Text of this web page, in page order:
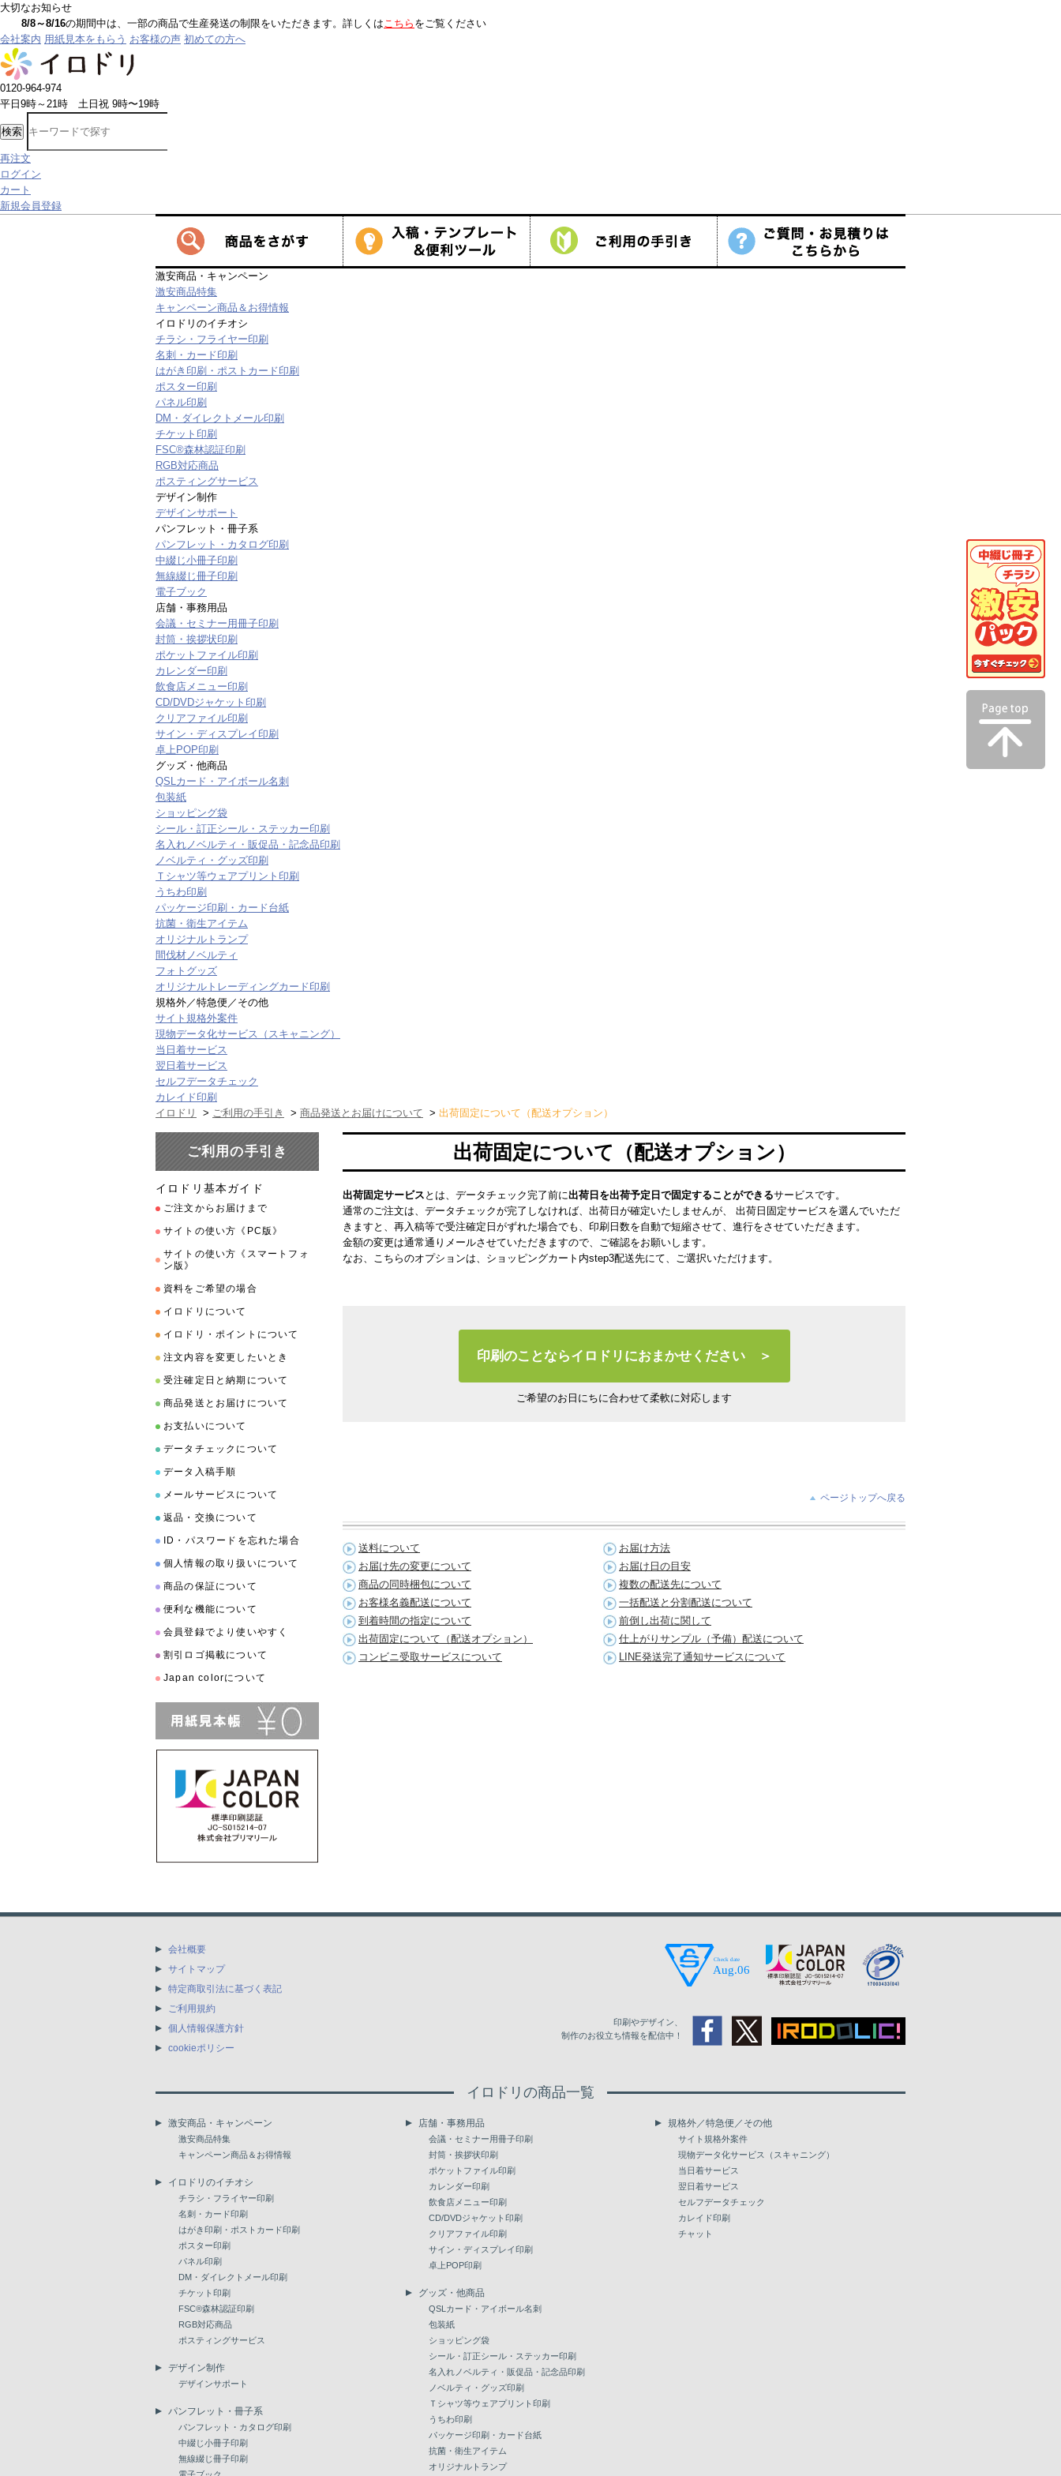
大切なお知らせ
8/8～8/16の期間中は、一部の商品で生産発送の制限をいただきます。詳しくは こちら をご覧ください
会社案内 用紙見本をもらう お客様の声 初めての方へ
0120-964-974
平日9時～21時 土日祝 9時〜19時
検索
再注文
ログイン
カート
新規会員登録
激安商品・キャンペーン
激安商品特集
キャンペーン商品＆お得情報
イロドリのイチオシ
チラシ・フライヤー印刷
名刺・カード印刷
はがき印刷・ポストカード印刷
ポスター印刷
パネル印刷
DM・ダイレクトメール印刷
チケット印刷
FSC®森林認証印刷
RGB対応商品
ポスティングサービス
デザイン制作
デザインサポート
パンフレット・冊子系
パンフレット・カタログ印刷
中綴じ小冊子印刷
無線綴じ冊子印刷
電子ブック
店舗・事務用品
会議・セミナー用冊子印刷
封筒・挨拶状印刷
ポケットファイル印刷
カレンダー印刷
飲食店メニュー印刷
CD/DVDジャケット印刷
クリアファイル印刷
サイン・ディスプレイ印刷
卓上POP印刷
グッズ・他商品
QSLカード・アイボール名刺
包装紙
ショッピング袋
シール・訂正シール・ステッカー印刷
名入れノベルティ・販促品・記念品印刷
ノベルティ・グッズ印刷
Ｔシャツ等ウェアプリント印刷
うちわ印刷
パッケージ印刷・カード台紙
抗菌・衛生アイテム
オリジナルトランプ
間伐材ノベルティ
フォトグッズ
オリジナルトレーディングカード印刷
規格外／特急便／その他
サイト規格外案件
現物データ化サービス（スキャニング）
当日着サービス
翌日着サービス
セルフデータチェック
カレイド印刷
イロドリ
> ご利用の手引き > 商品発送とお届けについて > 出荷固定について（配送オプション）
出荷固定について（配送オプション）
出荷固定サービス とは、データチェック完了前に出荷日を出荷予定日で固定することができるサービスです。
通常のご注文は、データチェックが完了しなければ、出荷日が確定いたしませんが、 出荷日固定サービスを選んでいただ
きますと、再入稿等で受注確定日がずれた場合でも、印刷日数を自動で短縮させて、進行をさせていただきます。
金額の変更は通常通りメールさせていただきますので、ご確認をお願いします。
なお、こちらのオプションは、ショッピングカート内step3配送先にて、ご選択いただけます。
印刷のことならイロドリにおまかせください ＞
ご希望のお日にちに合わせて柔軟に対応します
ページトップへ戻る
送料について
お届け方法
お届け先の変更について
お届け日の目安
商品の同時梱包について
複数の配送先について
お客様名義配送について
一括配送と分割配送について
到着時間の指定について
前倒し出荷に関して
出荷固定について（配送オプション）
仕上がりサンプル（予備）配送について
コンビニ受取サービスについて
LINE発送完了通知サービスについて
ご利用の手引き
イロドリ基本ガイド
ご注文からお届けまで
サイトの使い方《PC版》
サイトの使い方《スマートフォ
ン版》
資料をご希望の場合
イロドリについて
イロドリ・ポイントについて
注文内容を変更したいとき
受注確定日と納期について
商品発送とお届けについて
お支払いについて
データチェックについて
データ入稿手順
メールサービスについて
返品・交換について
ID・パスワードを忘れた場合
個人情報の取り扱いについて
商品の保証について
便利な機能について
会員登録でより使いやすく
割引ロゴ掲載について
Japan colorについて
会社概要
サイトマップ
特定商取引法に基づく表記
ご利用規約
個人情報保護方針
cookieポリシー
印刷やデザイン、
制作のお役立ち情報を配信中！
イロドリの商品一覧
激安商品・キャンペーン
激安商品特集
キャンペーン商品＆お得情報
イロドリのイチオシ
チラシ・フライヤー印刷
名刺・カード印刷
はがき印刷・ポストカード印刷
ポスター印刷
パネル印刷
DM・ダイレクトメール印刷
チケット印刷
FSC®森林認証印刷
RGB対応商品
ポスティングサービス
デザイン制作
デザインサポート
パンフレット・冊子系
パンフレット・カタログ印刷
中綴じ小冊子印刷
無線綴じ冊子印刷
店舗・事務用品
会議・セミナー用冊子印刷
封筒・挨拶状印刷
ポケットファイル印刷
カレンダー印刷
飲食店メニュー印刷
CD/DVDジャケット印刷
クリアファイル印刷
サイン・ディスプレイ印刷
卓上POP印刷
グッズ・他商品
QSLカード・アイボール名刺
包装紙
ショッピング袋
シール・訂正シール・ステッカー印刷
名入れノベルティ・販促品・記念品印刷
ノベルティ・グッズ印刷
Ｔシャツ等ウェアプリント印刷
うちわ印刷
パッケージ印刷・カード台紙
抗菌・衛生アイテム
オリジナルトランプ
規格外／特急便／その他
サイト規格外案件
現物データ化サービス（スキャニング）
当日着サービス
翌日着サービス
セルフデータチェック
カレイド印刷
チャット